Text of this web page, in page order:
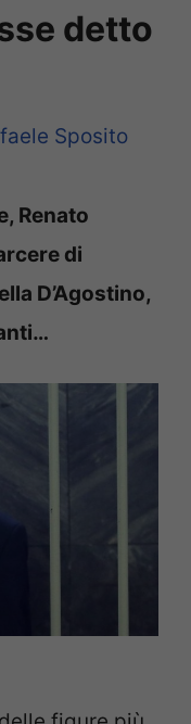
detto
Sposito
Renato
di
D’Agostino,